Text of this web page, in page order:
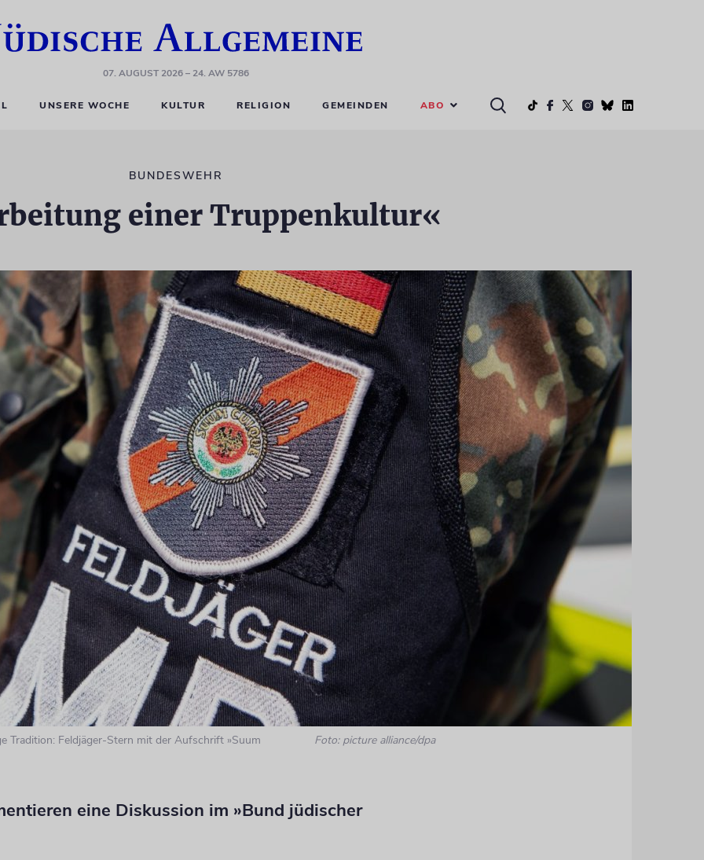
07. AUGUST 2026– 24. AW 5786
UNSERE WOCHE KULTUR RELIGION GEMEINDEN ABO
BUNDESWEHR
einer Truppenkultur«
Tradition: Feldjäger-Stern mit der Aufschrift »Suum
Foto: picture alliance/dpa
eine Diskussion im »Bund jüdischer